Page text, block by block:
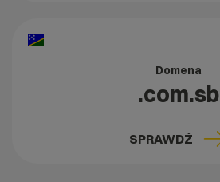
Domena
.com.sb
SPRAWDŹ